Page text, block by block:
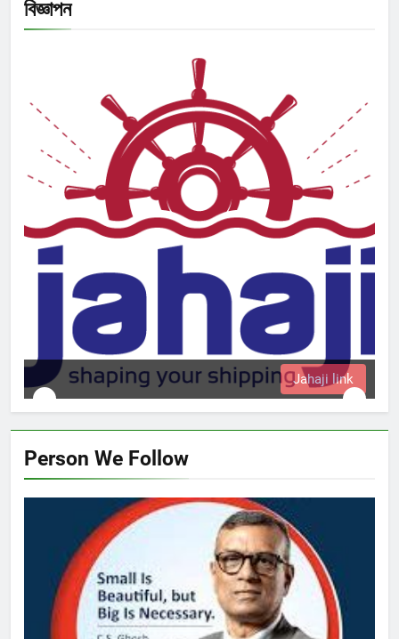
বিজ্ঞাপন
Jahaji link
Person We Follow